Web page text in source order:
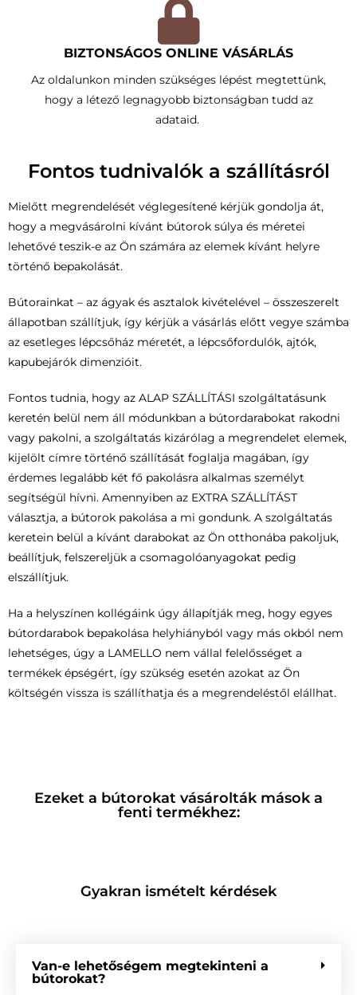
BIZTONSÁGOS ONLINE VÁSÁRLÁS
Az oldalunkon minden szükséges lépést megtettünk,
hogy a létező legnagyobb biztonságban tudd az
adataid.
Fontos tudnivalók a szállításról
Mielőtt megrendelését véglegesítené kérjük gondolja át,
hogy a megvásárolni kívánt bútorok súlya és méretei
lehetővé teszik-e az Ön számára az elemek kívánt helyre
történő bepakolását.
Bútorainkat – az ágyak és asztalok kivételével – összeszerelt
állapotban szállítjuk, így kérjük a vásárlás előtt vegye számba
az esetleges lépcsőház méretét, a lépcsőfordulók, ajtók,
kapubejárók dimenzióit.
Fontos tudnia, hogy az ALAP SZÁLLÍTÁSI szolgáltatásunk
keretén belül nem áll módunkban a bútordarabokat rakodni
vagy pakolni, a szolgáltatás kizárólag a megrendelet elemek,
kijelölt címre történő szállítását foglalja magában, így
érdemes legalább két fő pakolásra alkalmas személyt
segítségül hívni. Amennyiben az EXTRA SZÁLLÍTÁST
választja, a bútorok pakolása a mi gondunk. A szolgáltatás
keretein belül a kívánt darabokat az Ön otthonába pakoljuk,
beállítjuk, felszereljük a csomagolóanyagokat pedig
elszállítjuk.
Ha a helyszínen kollégáink úgy állapítják meg, hogy egyes
bútordarabok bepakolása helyhiányból vagy más okból nem
lehetséges, úgy a LAMELLO nem vállal felelősséget a
termékek épségért, így szükség esetén azokat az Ön
költségén vissza is szállíthatja és a megrendeléstől elállhat.
Ezeket a bútorokat vásárolták mások a
fenti termékhez:
Gyakran ismételt kérdések
Van-e lehetőségem megtekinteni a
bútorokat?